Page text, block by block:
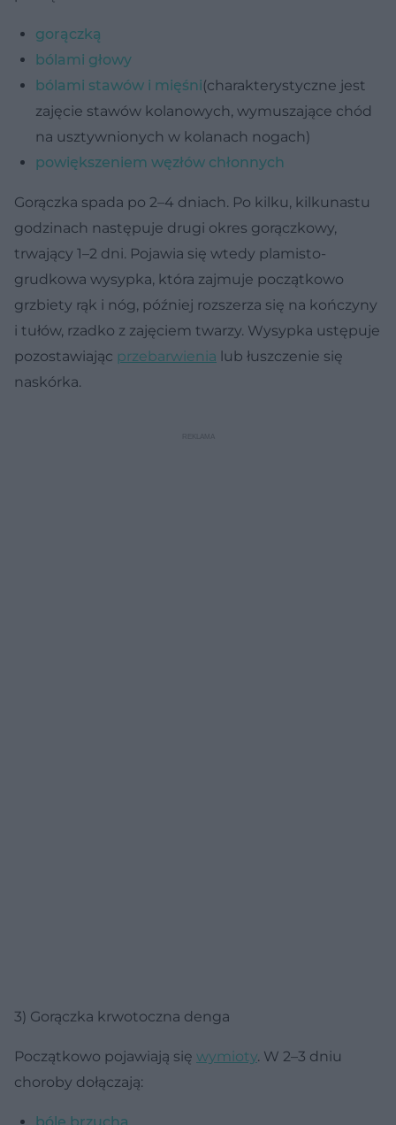
gorączką
bólami głowy
bólami stawów i mięśni(charakterystyczne jest
zajęcie stawów kolanowych, wymuszające chód
na usztywnionych w kolanach nogach)
powiększeniem węzłów chłonnych
Gorączka spada po 2–4 dniach. Po kilku, kilkunastu
godzinach następuje drugi okres gorączkowy,
trwający 1–2 dni. Pojawia się wtedy plamisto-
grudkowa wysypka, która zajmuje początkowo
grzbiety rąk i nóg, później rozszerza się na kończyny
i tułów, rzadko z zajęciem twarzy. Wysypka ustępuje
pozostawiając przebarwienia lub łuszczenie się
naskórka.
3) Gorączka krwotoczna denga
Początkowo pojawiają się wymioty. W 2–3 dniu
choroby dołączają:
bóle brzucha